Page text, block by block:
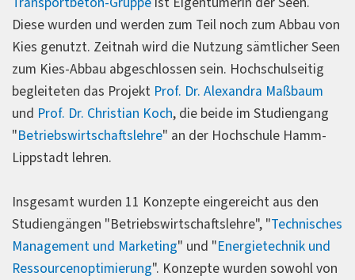
Diese wurden und werden zum Teil noch zum Abbau von
Kies genutzt. Zeitnah wird die Nutzung sämtlicher Seen
zum Kies-Abbau abgeschlossen sein. Hochschulseitig
begleiteten das Projekt Prof. Dr. Alexandra Maßbaum
und Prof. Dr. Christian Koch, die beide im Studiengang
"Betriebswirtschaftslehre" an der Hochschule Hamm-
Lippstadt lehren.
Insgesamt wurden 11 Konzepte eingereicht aus den
Studiengängen "Betriebswirtschaftslehre", "Technisches
Management und Marketing" und "Energietechnik und
Ressourcenoptimierung". Konzepte wurden sowohl von